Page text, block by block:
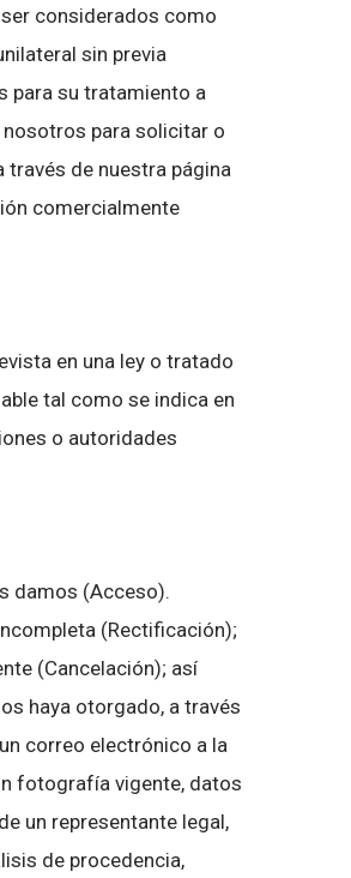
considerados como
sin previa
para su tratamiento a
para solicitar o
de nuestra página
comercialmente
en una ley o tratado
tal como se indica en
o autoridades
damos (Acceso).
(Rectificación);
(Cancelación); así
haya otorgado, a través
correo electrónico a la
fotografía vigente, datos
un representante legal,
de procedencia,